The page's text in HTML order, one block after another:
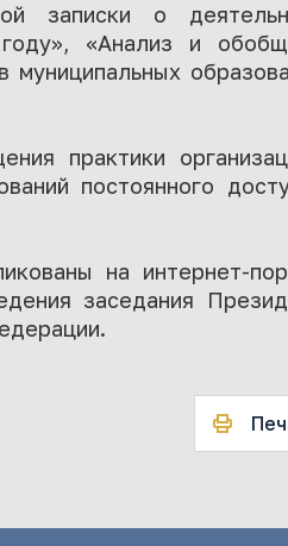
записки о
«Анализ и
практики
постоянного
на интернет-
заседания